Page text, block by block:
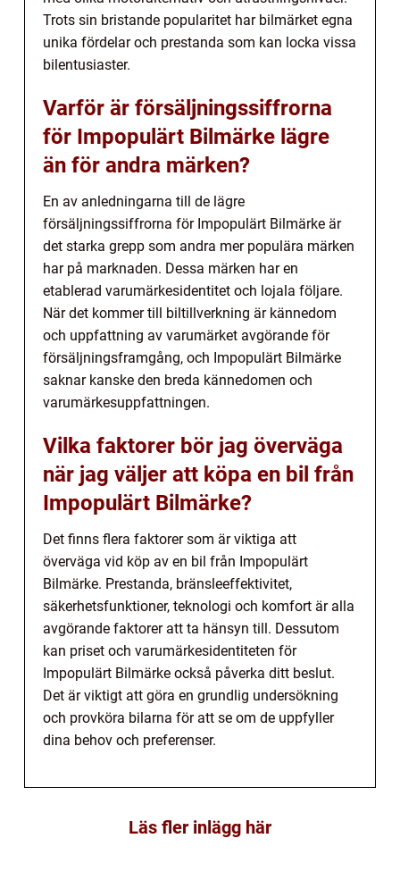
Trots sin bristande popularitet har bilmärket egna
unika fördelar och prestanda som kan locka vissa
bilentusiaster.
Varför är försäljningssiffrorna
för Impopulärt Bilmärke lägre
än för andra märken?
En av anledningarna till de lägre
försäljningssiffrorna för Impopulärt Bilmärke är
det starka grepp som andra mer populära märken
har på marknaden. Dessa märken har en
etablerad varumärkesidentitet och lojala följare.
När det kommer till biltillverkning är kännedom
och uppfattning av varumärket avgörande för
försäljningsframgång, och Impopulärt Bilmärke
saknar kanske den breda kännedomen och
varumärkesuppfattningen.
Vilka faktorer bör jag överväga
när jag väljer att köpa en bil från
Impopulärt Bilmärke?
Det finns flera faktorer som är viktiga att
överväga vid köp av en bil från Impopulärt
Bilmärke. Prestanda, bränsleeffektivitet,
säkerhetsfunktioner, teknologi och komfort är alla
avgörande faktorer att ta hänsyn till. Dessutom
kan priset och varumärkesidentiteten för
Impopulärt Bilmärke också påverka ditt beslut.
Det är viktigt att göra en grundlig undersökning
och provköra bilarna för att se om de uppfyller
dina behov och preferenser.
Läs fler inlägg här